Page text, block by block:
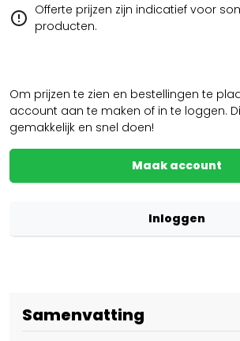
Offerte prijzen zijn indicatief voor
producten.
Om prijzen te zien en bestellingen te
account aan te maken of in te loggen.
gemakkelijk en snel doen!
Maak account
Inloggen
Samenvatting